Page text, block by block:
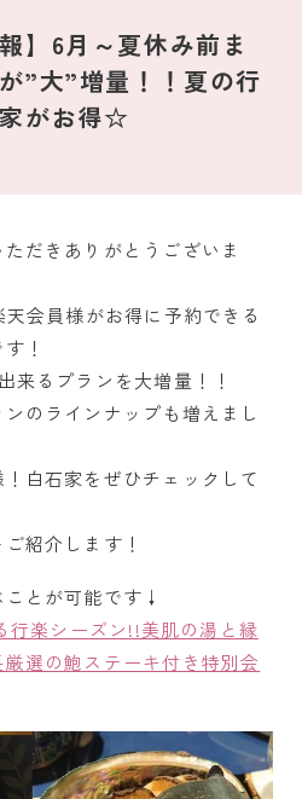
】6月～夏休み前ま
”大”増量！！夏の行
がお得☆
だきありがとうございま
会員様がお得に予約できる
！
来るプランを大増量！！
のラインナップも増えまし
白石家をぜひチェックして
紹介します！
とが可能です↓
行楽シーズン!!美肌の湯と縁
選の鮑ステーキ付き特別会